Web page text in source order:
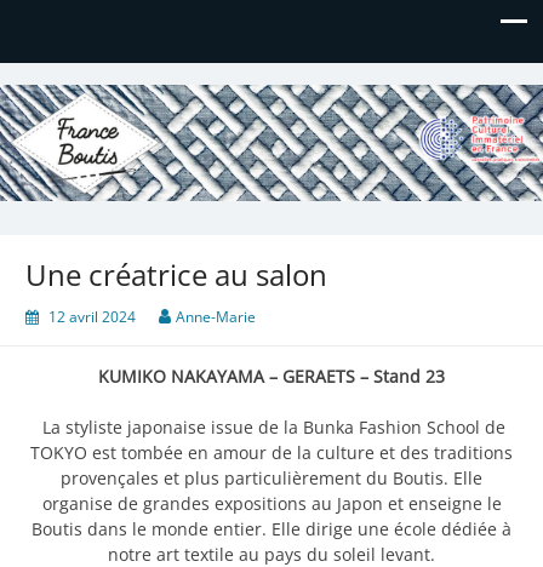
France Boutis
Le site de France Boutis
Une créatrice au salon
12 avril 2024 Anne-Marie
KUMIKO NAKAYAMA – GERAETS – Stand 23
La styliste japonaise issue de la Bunka Fashion School de
TOKYO est tombée en amour de la culture et des traditions
provençales et plus particulièrement du Boutis. Elle
organise de grandes expositions au Japon et enseigne le
Boutis dans le monde entier. Elle dirige une école dédiée à
notre art textile au pays du soleil levant.